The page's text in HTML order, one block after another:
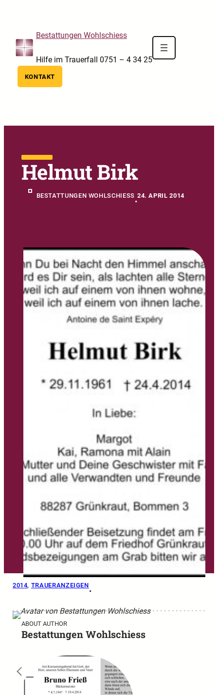
Bestattungen Wohlschiess
Hilfe im Trauerfall 0751 – 4 34 25
KONTAKT
Helmut Birk
BESTATTUNGEN WOHLSCHIESS
•
24. APRIL 2014
2014, TRAUERANZEIGEN
•
ABOUT AUTHOR
Bestattungen Wohlschiess
←